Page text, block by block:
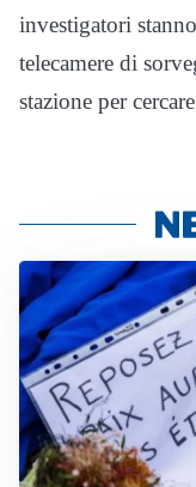
investigatori
telecamere di
stazione per